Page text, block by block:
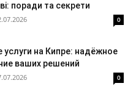
поради та секрети
0
услуги на Кипре: надёжное
ваших решений
0